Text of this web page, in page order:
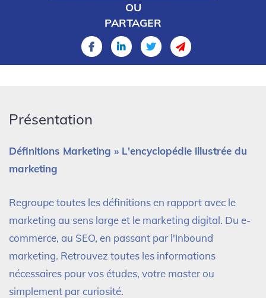
OU
PARTAGER
Présentation
Définitions Marketing » L'encyclopédie illustrée du
marketing
Regroupe toutes les définitions en rapport avec le
marketing au sens large et le marketing digital. Du e-
commerce, au SEO, en passant par l'Inbound
marketing. Retrouvez toutes les informations
nécessaires pour vos études, votre master ou
simplement par curiosité.